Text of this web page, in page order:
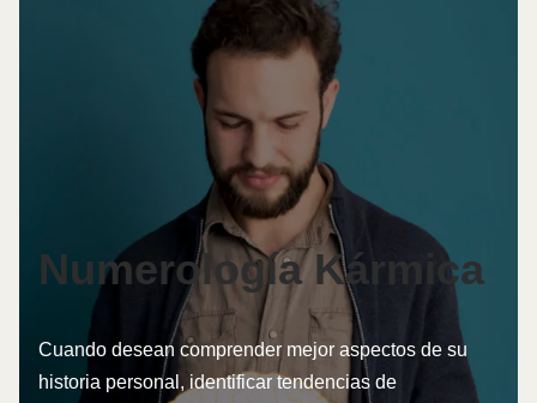
Numerología Kármica
Cuando desean comprender mejor aspectos de su
historia personal, identificar tendencias de